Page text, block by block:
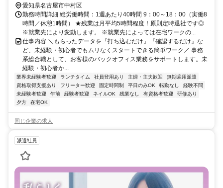
愛知県名古屋市中村区
勤務時間詳細 総労働時間：1週あたり40時間 9：00～18：00（実働8
時間／休憩1時間） ★残業は月平均5時間程度！原則定時退社です◎
※就業先により変動します。 ※就業先によっては在宅ワークの...
仕事内容 ＼もらったデータを『打ち込むだけ』『確認するだけ』な
ど、未経験・初心者でもムリなくスタートできる簡単ワーク／ 事務
系総合職として、お客様のバックオフィス業務をサポートします。未
経験・初心者か...
業界未経験者歓迎 ランチタイム 社員登用あり 主婦・主夫歓迎
無期雇用派遣
資格取得支援あり
フリーター歓迎 固定時間制 平日のみOK 転勤なし
経験不問
未経験者歓迎
午前 経験者歓迎 ネイルOK 残業なし 有資格者歓迎
研修あり
夕方
在宅OK
同じ企業の求人
派遣社員